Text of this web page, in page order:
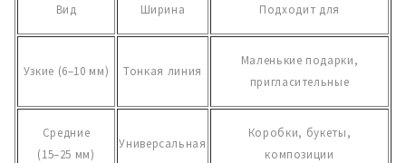
Вид Ширина Подходит для
Узкие (6–10 мм) Тонкая линия
Маленькие подарки,
пригласительные
Средние
(15–25 мм)
Универсальная
Коробки, букеты,
композиции